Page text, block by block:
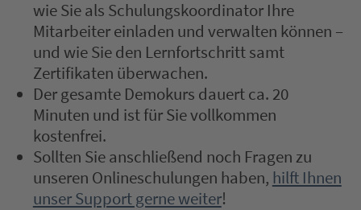
wie Sie als Schulungskoordinator Ihre
Mitarbeiter einladen und verwalten können –
und wie Sie den Lernfortschritt samt
Zertifikaten überwachen.
Der gesamte Demokurs dauert ca. 20
Minuten und ist für Sie vollkommen
kostenfrei.
Sollten Sie anschließend noch Fragen zu
unseren Onlineschulungen haben, hilft Ihnen
unser Support gerne weiter!